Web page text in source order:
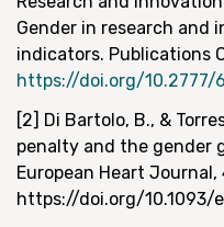
Gender in research and
indicators. Publications
https://doi.org/10.2777/
[2] Di Bartolo, B., &
penalty and the gender
European Heart Journal,
https://doi.org/10.1093/